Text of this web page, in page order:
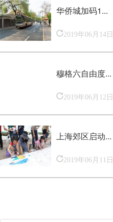
华侨城加码1...
2019年06月14日
穆格六自由度...
2019年06月12日
上海郊区启动...
2019年06月11日